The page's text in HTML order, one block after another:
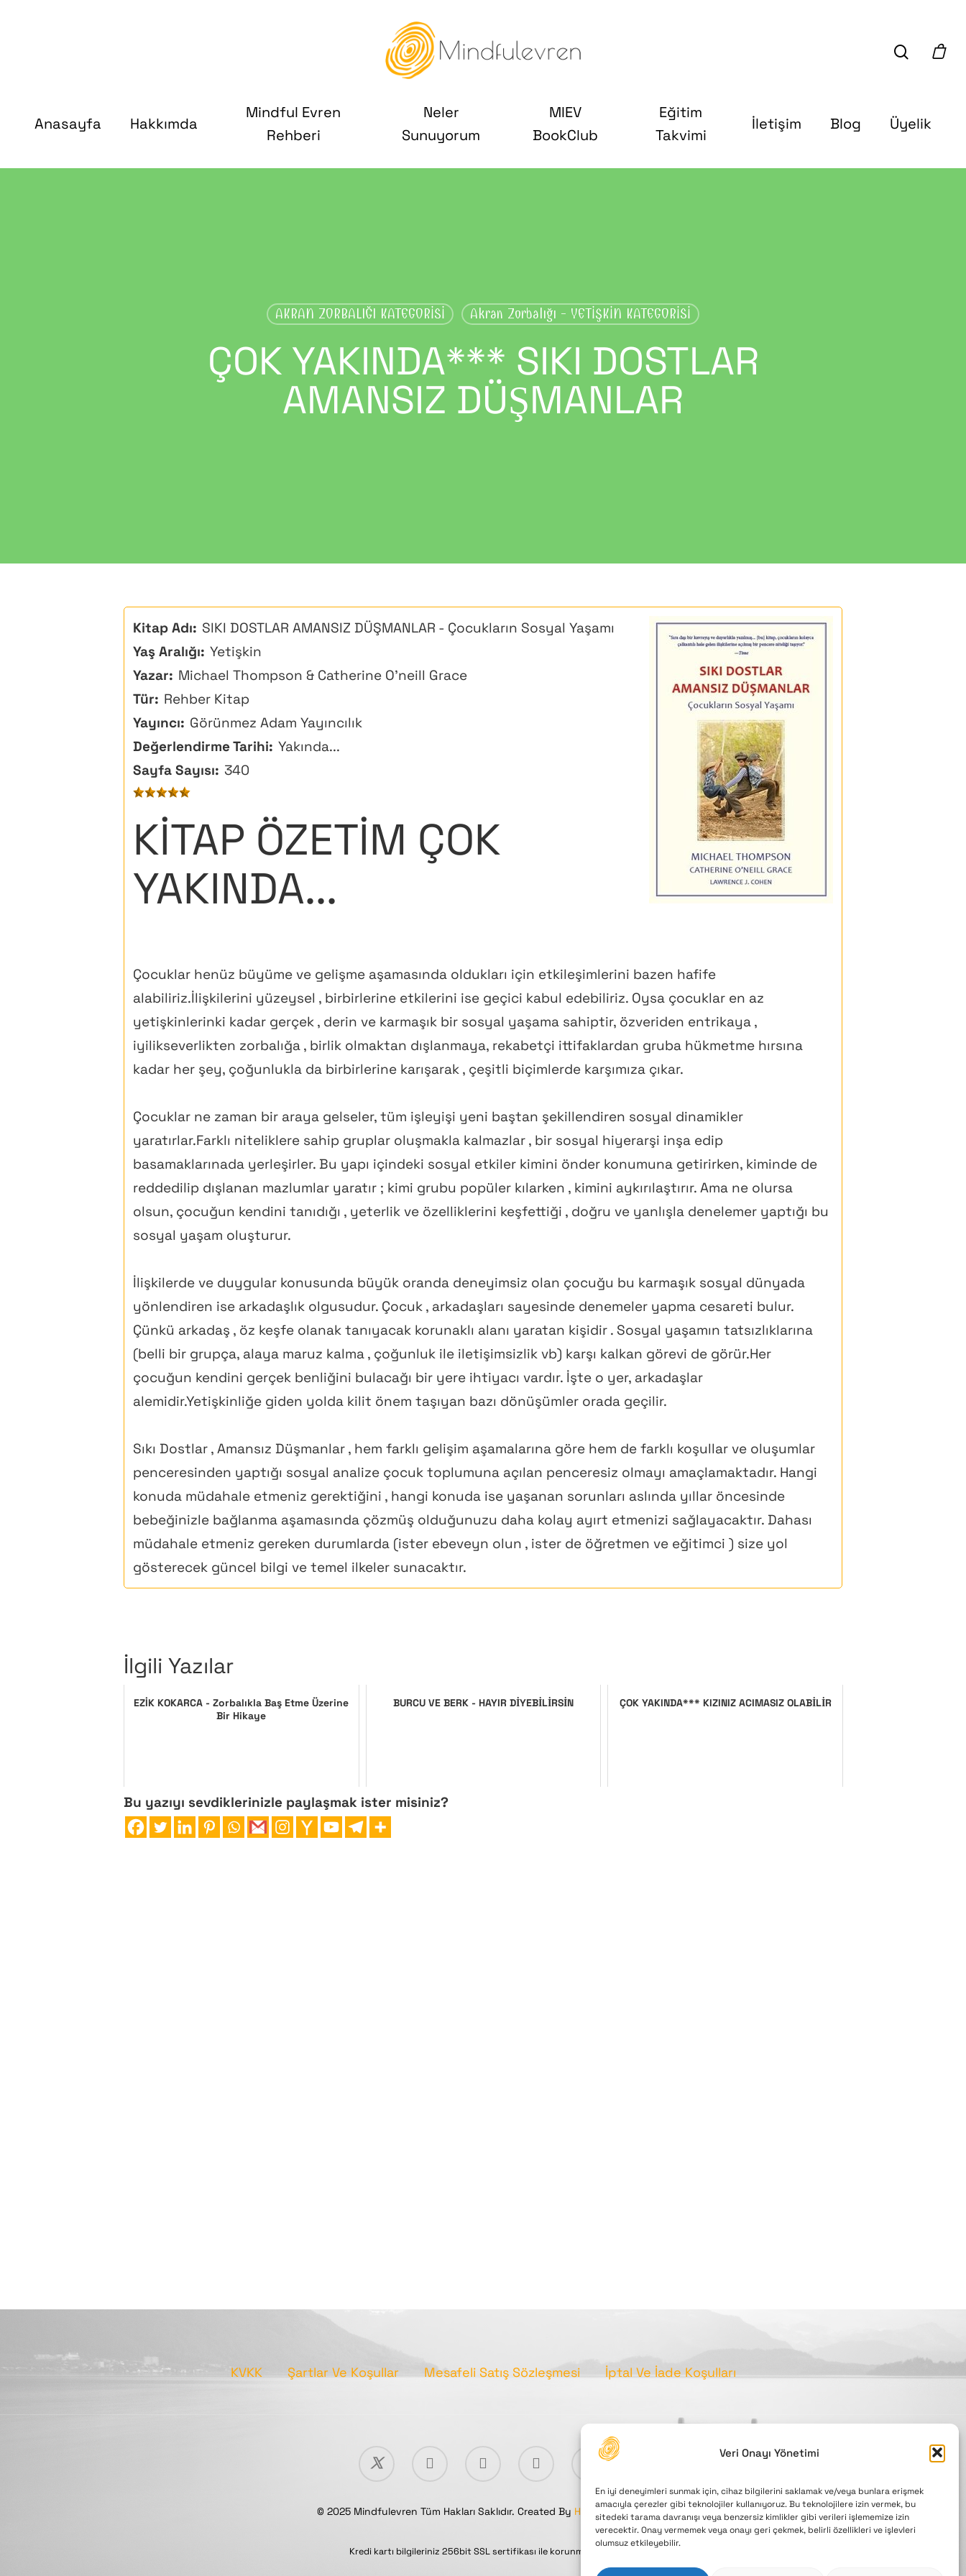
Veri Onayı Yönetimi
En iyi deneyimleri sunmak için, cihaz bilgilerini saklamak ve/veya bunlara erişmek
amacıyla çerezler gibi teknolojiler kullanıyoruz. Bu teknolojilere izin vermek, bu
sitedeki tarama davranışı veya benzersiz kimlikler gibi verileri işlememize izin
verecektir. Onay vermemek veya onayı geri çekmek, belirli özellikleri ve işlevleri
olumsuz etkileyebilir.
Anasayfa Hakkımda
Mindful Evren
Rehberi
Neler
Sunuyorum
MIEV
BookClub
Eğitim
Takvimi
İletişim Blog Üyelik
AKRAN ZORBALIĞI KATEGORİSİ Akran Zorbalığı - YETİŞKİN KATEGORİSİ
ÇOK YAKINDA*** SIKI DOSTLAR
AMANSIZ DÜŞMANLAR
Kitap Adı: SIKI DOSTLAR AMANSIZ DÜŞMANLAR - Çocukların Sosyal Yaşamı
Yaş Aralığı: Yetişkin
Yazar: Michael Thompson & Catherine O'neill Grace
Tür: Rehber Kitap
Yayıncı: Görünmez Adam Yayıncılık
Değerlendirme Tarihi: Yakında...
Sayfa Sayısı: 340
KİTAP ÖZETİM ÇOK
YAKINDA...
Çocuklar henüz büyüme ve gelişme aşamasında oldukları için etkileşimlerini bazen hafife
alabiliriz.İlişkilerini yüzeysel , birbirlerine etkilerini ise geçici kabul edebiliriz. Oysa çocuklar en az
yetişkinlerinki kadar gerçek , derin ve karmaşık bir sosyal yaşama sahiptir, özveriden entrikaya ,
iyilikseverlikten zorbalığa , birlik olmaktan dışlanmaya, rekabetçi ittifaklardan gruba hükmetme hırsına
kadar her şey, çoğunlukla da birbirlerine karışarak , çeşitli biçimlerde karşımıza çıkar.
Çocuklar ne zaman bir araya gelseler, tüm işleyişi yeni baştan şekillendiren sosyal dinamikler
yaratırlar.Farklı niteliklere sahip gruplar oluşmakla kalmazlar , bir sosyal hiyerarşi inşa edip
basamaklarınada yerleşirler. Bu yapı içindeki sosyal etkiler kimini önder konumuna getirirken, kiminde de
reddedilip dışlanan mazlumlar yaratır ; kimi grubu popüler kılarken , kimini aykırılaştırır. Ama ne olursa
olsun, çocuğun kendini tanıdığı , yeterlik ve özelliklerini keşfettiği , doğru ve yanlışla denelemer yaptığı bu
sosyal yaşam oluşturur.
İlişkilerde ve duygular konusunda büyük oranda deneyimsiz olan çocuğu bu karmaşık sosyal dünyada
yönlendiren ise arkadaşlık olgusudur. Çocuk , arkadaşları sayesinde denemeler yapma cesareti bulur.
Çünkü arkadaş , öz keşfe olanak tanıyacak korunaklı alanı yaratan kişidir . Sosyal yaşamın tatsızlıklarına
(belli bir grupça, alaya maruz kalma , çoğunluk ile iletişimsizlik vb) karşı kalkan görevi de görür.Her
çocuğun kendini gerçek benliğini bulacağı bir yere ihtiyacı vardır. İşte o yer, arkadaşlar
alemidir.Yetişkinliğe giden yolda kilit önem taşıyan bazı dönüşümler orada geçilir.
Sıkı Dostlar , Amansız Düşmanlar , hem farklı gelişim aşamalarına göre hem de farklı koşullar ve oluşumlar
penceresinden yaptığı sosyal analize çocuk toplumuna açılan penceresiz olmayı amaçlamaktadır. Hangi
konuda müdahale etmeniz gerektiğini , hangi konuda ise yaşanan sorunları aslında yıllar öncesinde
bebeğinizle bağlanma aşamasında çözmüş olduğunuzu daha kolay ayırt etmenizi sağlayacaktır. Dahası
müdahale etmeniz gereken durumlarda (ister ebeveyn olun , ister de öğretmen ve eğitimci ) size yol
gösterecek güncel bilgi ve temel ilkeler sunacaktır.
İlgili Yazılar
EZİK KOKARCA - Zorbalıkla Baş Etme Üzerine
Bir Hikaye
BURCU VE BERK - HAYIR DİYEBİLİRSİN ÇOK YAKINDA*** KIZINIZ ACIMASIZ OLABİLİR
Bu yazıyı sevdiklerinizle paylaşmak ister misiniz?
KVKK Şartlar Ve Koşullar Mesafeli Satış Sözleşmesi İptal Ve İade Koşulları
© 2025 Mindfulevren Tüm Hakları Saklıdır. Created By Huseyin Ulucay
Kredi kartı bilgileriniz 256bit SSL sertifikası ile korunmaktadır.